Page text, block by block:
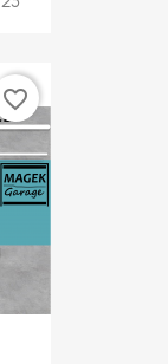
favorite_border